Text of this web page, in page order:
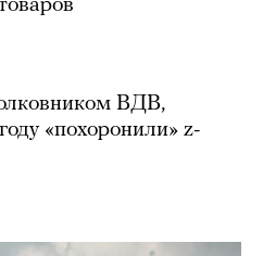
ВДВ,
«похоронили» z-